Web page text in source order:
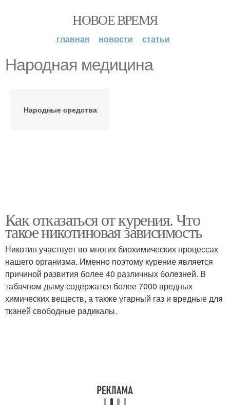
НОВОЕ ВРЕМЯ
главная новости статьи
Народная медицина
Народные средства
Как отказаться от курения. Что
такое никотиновая зависимость
Никотин участвует во многих биохимических процессах
нашего организма. Именно поэтому курение является
причиной развития более 40 различных болезней. В
табачном дыму содержатся более 7000 вредных
химических веществ, а также угарный газ и вредные для
тканей свободные радикалы.